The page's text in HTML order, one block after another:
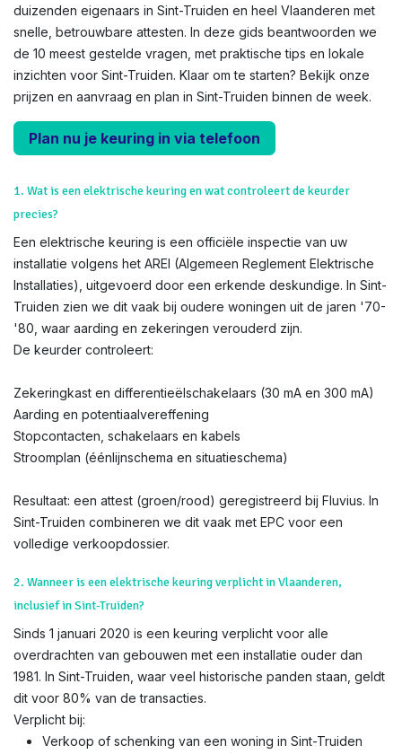
duizenden eigenaars in Sint-Truiden en heel Vlaanderen met
snelle, betrouwbare attesten. In deze gids beantwoorden we
de 10 meest gestelde vragen, met praktische tips en lokale
inzichten voor Sint-Truiden. Klaar om te starten? Bekijk onze
prijzen en aanvraag en plan in Sint-Truiden binnen de week.
Plan nu je keuring in via telefoon
1. Wat is een elektrische keuring en wat controleert de keurder
precies?
Een elektrische keuring is een officiële inspectie van uw
installatie volgens het AREI (Algemeen Reglement Elektrische
Installaties), uitgevoerd door een erkende deskundige. In Sint-
Truiden zien we dit vaak bij oudere woningen uit de jaren '70-
'80, waar aarding en zekeringen verouderd zijn.
De keurder controleert:
Zekeringkast en differentieëlschakelaars (30 mA en 300 mA)
Aarding en potentiaalvereffening
Stopcontacten, schakelaars en kabels
Stroomplan (éénlijnschema en situatieschema)
Resultaat: een attest (groen/rood) geregistreerd bij Fluvius. In
Sint-Truiden combineren we dit vaak met EPC voor een
volledige verkoopdossier.
2. Wanneer is een elektrische keuring verplicht in Vlaanderen,
inclusief in Sint-Truiden?
Sinds 1 januari 2020 is een keuring verplicht voor alle
overdrachten van gebouwen met een installatie ouder dan
1981. In Sint-Truiden, waar veel historische panden staan, geldt
dit voor 80% van de transacties.
Verplicht bij:
Verkoop of schenking van een woning in Sint-Truiden